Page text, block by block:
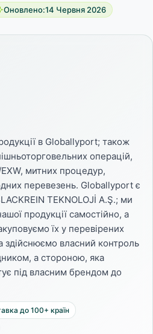
Оновлено:14 Червня 2026
в Globallyport; також
операцій,
митних процедур,
перевезень. Globallyport є
TEKNOLOJİ A.Ş.; ми
продукції самостійно, а
їх у перевірених
здійснюємо власний контроль
а стороною, яка
під власним брендом до
до 100+ країн